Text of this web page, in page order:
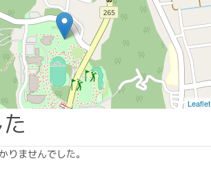
Leaflet
りませんでした。